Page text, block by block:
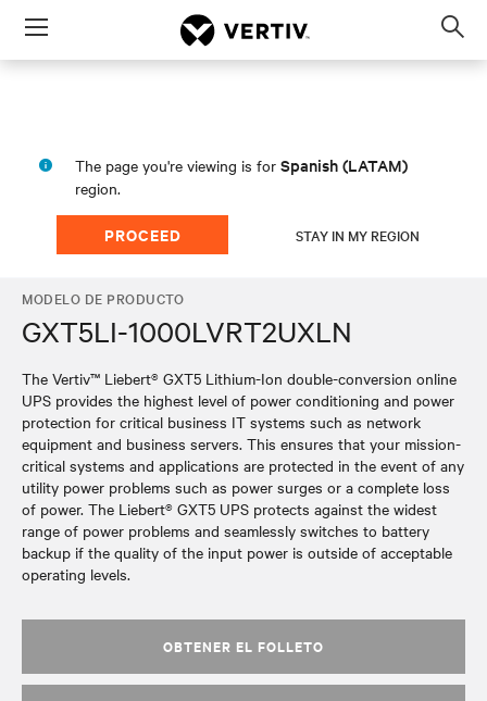
Menu
The page you're viewing is for Spanish (LATAM)
region.
PROCEED STAY IN MY REGION
MODELO DE PRODUCTO
GXT5LI-1000LVRT2UXLN
The Vertiv™ Liebert® GXT5 Lithium-Ion double-conversion online
UPS provides the highest level of power conditioning and power
protection for critical business IT systems such as network
equipment and business servers. This ensures that your mission-
critical systems and applications are protected in the event of any
utility power problems such as power surges or a complete loss
of power. The Liebert® GXT5 UPS protects against the widest
range of power problems and seamlessly switches to battery
backup if the quality of the input power is outside of acceptable
operating levels.
OBTENER EL FOLLETO